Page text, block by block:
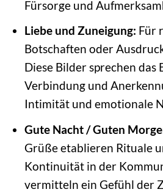
Fürsorge und
Liebe und Zuneigung: Für
Botschaften oder
Diese Bilder sprechen das
Verbindung und
Intimität und emotionale
Gute Nacht / Guten
Grüße etablieren Rituale
Kontinuität in der
vermitteln ein Gefühl der